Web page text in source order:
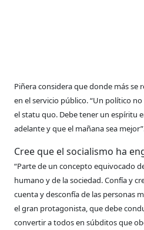
Piñera considera que donde más se
en el servicio público.“Un político
elstatu quo. Debe tener un espíritu
adelante y que el mañanasea
Cree que el socialismo ha
“Parte de un conceptoequivocado
humanoy de la sociedad. Confía y
cuenta y desconfía de las personas
elgran protagonista, que debe
convertir a todos en súbditosque